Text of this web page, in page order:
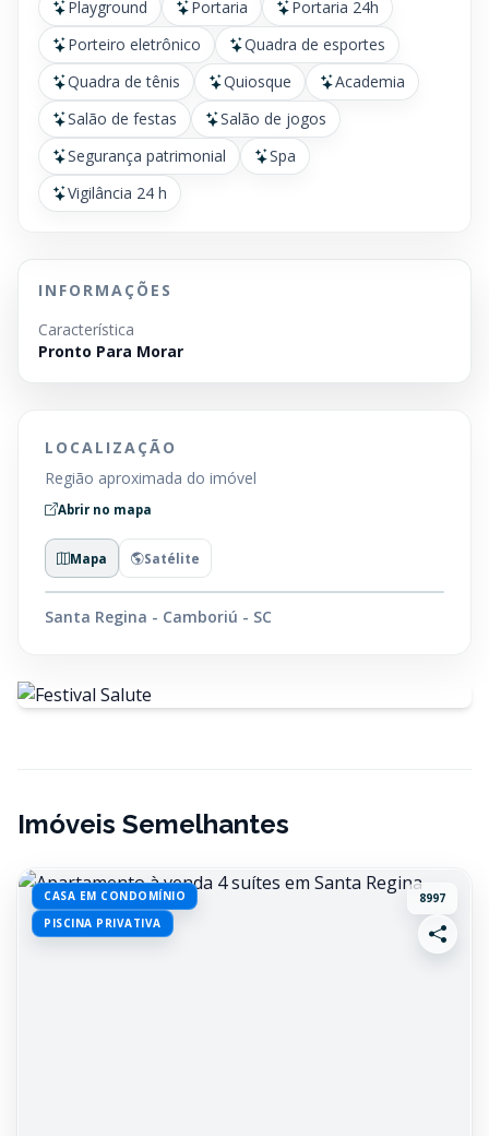
Playground Portaria
Portaria 24h
Porteiro eletrônico
Quadra de esportes
Quadra de tênis
Quiosque
Academia
Salão de festas
Salão de jogos
Segurança patrimonial
Spa
Vigilância 24 h
INFORMAÇÕES
Característica
Pronto Para Morar
LOCALIZAÇÃO
Região aproximada do imóvel
Abrir no mapa
Mapa Satélite
Santa Regina - Camboriú - SC
Imóveis Semelhantes
CASA EM CONDOMÍNIO
PISCINA PRIVATIVA
8997